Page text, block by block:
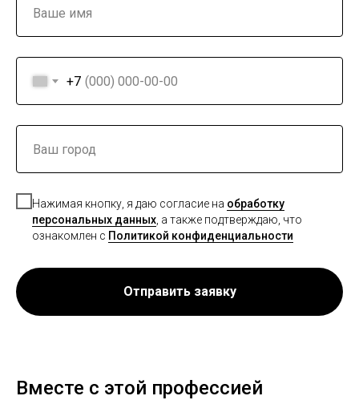
+7
Нажимая кнопку, я даю согласие на обработку
персональных данных , а также подтверждаю, что
ознакомлен с Политикой конфиденциальности
Отправить заявку
Вместе с этой профессией